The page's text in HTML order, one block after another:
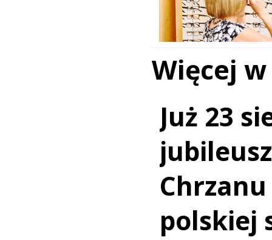
Więcej
Już 23
polskiej